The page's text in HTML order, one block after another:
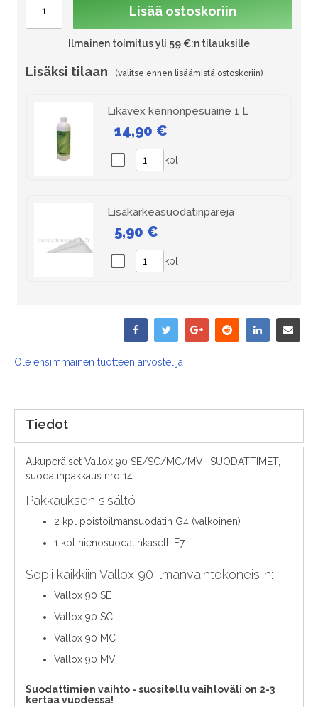
Lisää ostoskoriin
Ilmainen toimitus yli 59 €:n tilauksille
Lisäksi tilaan
Likavex kennonpesuaine 1 L
14,90 €
kpl
Lisäkarkeasuodatinpareja
5,90 €
kpl
Ole ensimmäinen tuotteen arvostelija
Tiedot
Alkuperäiset Vallox 90 SE/SC/MC/MV -SUODATTIMET,
suodatinpakkaus nro 14:
Pakkauksen sisältö
2 kpl poistoilmansuodatin G4 (valkoinen)
1 kpl hienosuodatinkasetti F7
Sopii kaikkiin Vallox 90 ilmanvaihtokoneisiin:
Vallox 90 SE
Vallox 90 SC
Vallox 90 MC
Vallox 90 MV
Suodattimien vaihto - suositeltu vaihtoväli on 2-3
kertaa vuodessa!